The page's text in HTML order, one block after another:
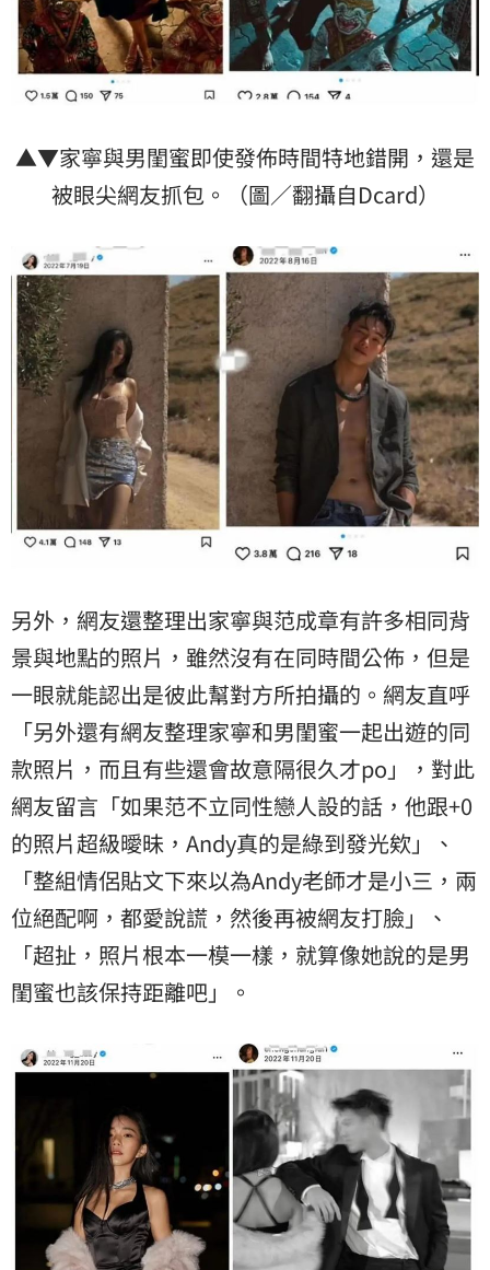
▲▼家寧與男閨蜜即使發佈時間特地錯開，還是
被眼尖網友抓包。（圖／翻攝自Dcard）
另外，網友還整理出家寧與范成章有許多相同背
景與地點的照片，雖然沒有在同時間公佈，但是
一眼就能認出是彼此幫對方所拍攝的。網友直呼
「另外還有網友整理家寧和男閨蜜一起出遊的同
款照片，而且有些還會故意隔很久才po」，對此
網友留言「如果范不立同性戀人設的話，他跟+0
的照片超級曖昧，Andy真的是綠到發光欸」、
「整組情侶貼文下來以為Andy老師才是小三，兩
位絕配啊，都愛說謊，然後再被網友打臉」、
「超扯，照片根本一模一樣，就算像她說的是男
閨蜜也該保持距離吧」。